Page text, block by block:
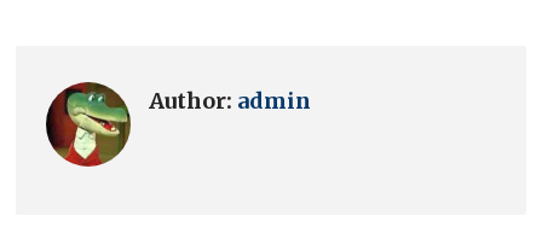
Author: admin